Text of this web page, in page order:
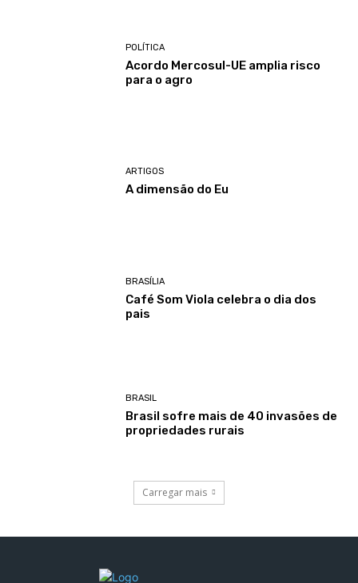
POLÍTICA
Acordo Mercosul-UE amplia risco
para o agro
ARTIGOS
A dimensão do Eu
BRASÍLIA
Café Som Viola celebra o dia dos
pais
BRASIL
Brasil sofre mais de 40 invasões de
propriedades rurais
Carregar mais